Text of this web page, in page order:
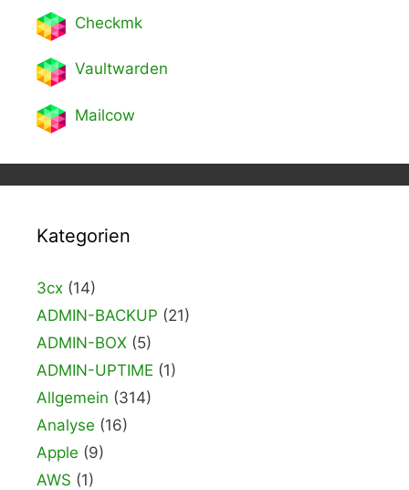
Checkmk
Vaultwarden
Mailcow
Kategorien
3cx (14)
ADMIN-BACKUP (21)
ADMIN-BOX (5)
ADMIN-UPTIME (1)
Allgemein (314)
Analyse (16)
Apple (9)
AWS (1)